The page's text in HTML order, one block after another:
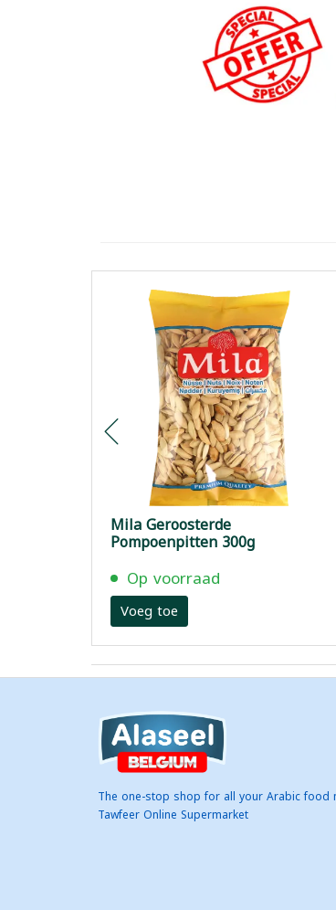
Mila Geroosterde
Pompoenpitten 300g
Op voorraad
Voeg toe
The one-stop shop for all your Arabic food
Tawfeer Online Supermarket